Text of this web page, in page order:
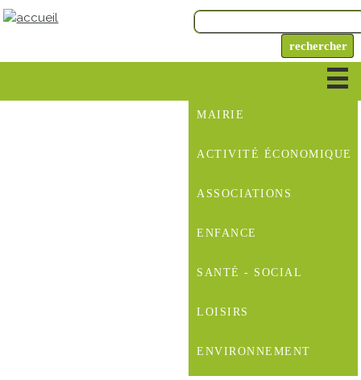
MAIRIE
ACTIVITÉ ÉCONOMIQUE
ASSOCIATIONS
ENFANCE
SANTÉ - SOCIAL
LOISIRS
ENVIRONNEMENT